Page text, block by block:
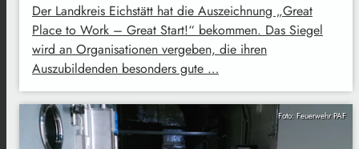
Der Landkreis Eichstätt hat die Auszeichnung „Great
Place to Work – Great Start!“ bekommen. Das Siegel
wird an Organisationen vergeben, die ihren
Auszubildenden besonders gute …
Foto: Feuerwehr PAF